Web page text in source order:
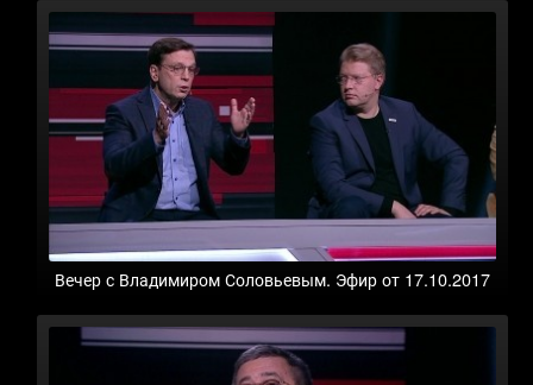
Вечер с Владимиром Соловьевым. Эфир от 17.10.2017